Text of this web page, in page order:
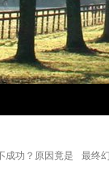
成功？原因竟是
最终